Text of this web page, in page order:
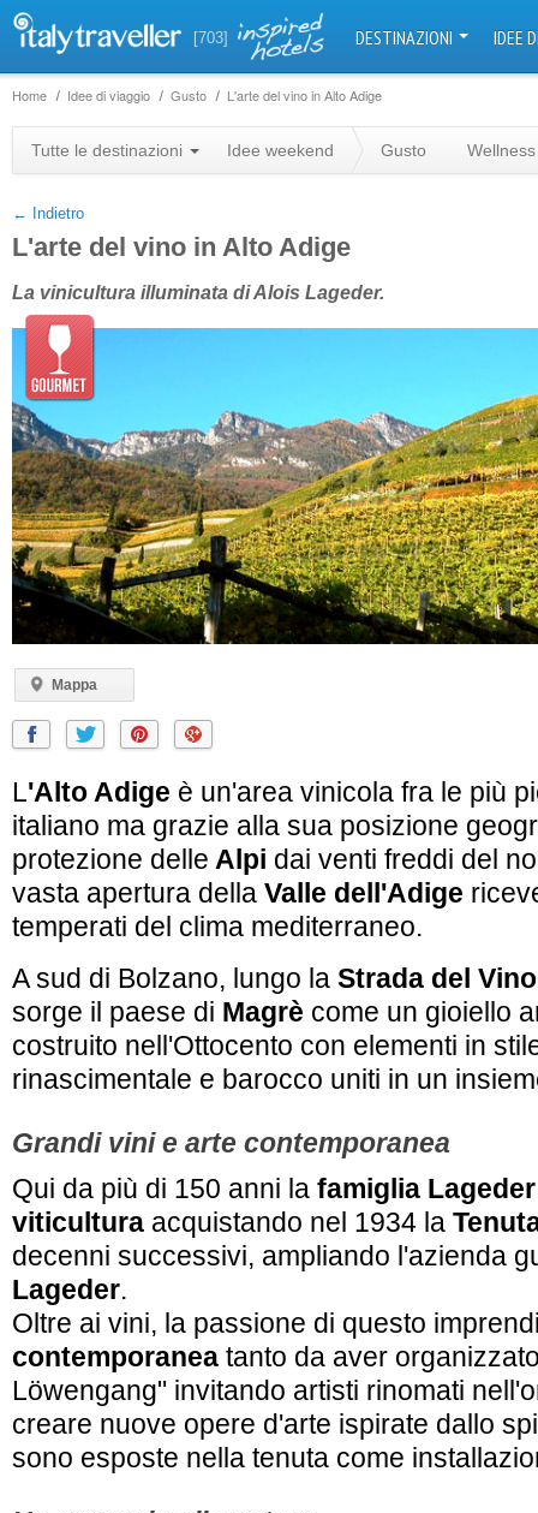
[703] DESTINAZIONI IDEE
Home Idee di viaggio Gusto L'arte del vino in Alto Adige
Tutte le destinazioni Idee weekend Gusto Wellness
← Indietro
L'arte del vino in Alto Adige
La vinicultura illuminata di Alois Lageder.
Mappa
+
−
L'Alto Adige è un'area vinicola fra le più
italiano ma grazie alla sua posizione
protezione delle Alpi dai venti freddi del
vasta apertura della Valle dell'Adige
temperati del clima mediterraneo.
A sud di Bolzano, lungo la Strada del
sorge il paese di Magrè come un gioiello
costruito nell'Ottocento con elementi in
rinascimentale e barocco uniti in un
Grandi vini e arte contemporanea
Qui da più di 150 anni la famiglia Lageder
viticultura acquistando nel 1934 la
decenni successivi, ampliando l'azienda
Lageder.
Oltre ai vini, la passione di questo
contemporanea tanto da aver
Löwengang" invitando artisti rinomati
creare nuove opere d'arte ispirate dallo
sono esposte nella tenuta come